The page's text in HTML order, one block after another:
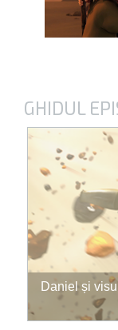
GHIDUL
Daniel și